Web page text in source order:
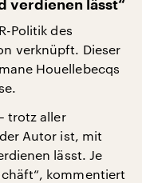
verdienen lässt“
Politik des
verknüpft. Dieser
Houellebecqs
trotz aller
Autor ist, mit
lässt. Je
kommentiert